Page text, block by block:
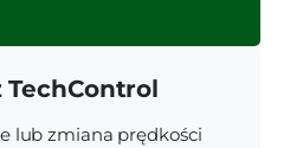
lub zmiana prędkości